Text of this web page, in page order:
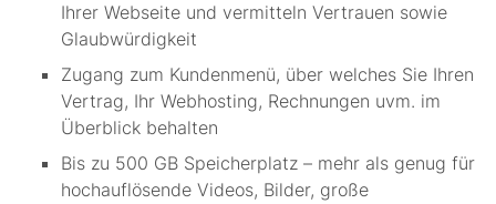
Ihrer Webseite und vermitteln Vertrauen sowie
Glaubwürdigkeit
Zugang zum Kundenmenü, über welches Sie Ihren
Vertrag, Ihr Webhosting, Rechnungen uvm. im
Überblick behalten
Bis zu 500 GB Speicherplatz – mehr als genug für
hochauflösende Videos, Bilder, große